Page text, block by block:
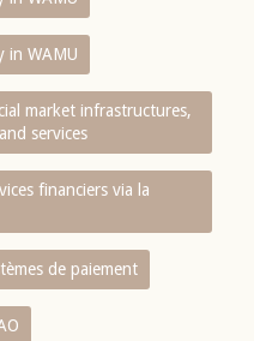
in WAMU
market infrastructures,
services
financiers via la
de paiement